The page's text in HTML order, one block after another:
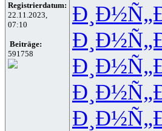
Registrierdatum:
22.11.2023,
07:10
Beiträge:
591758